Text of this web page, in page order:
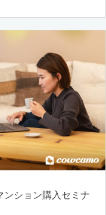
ンション購入セミナ